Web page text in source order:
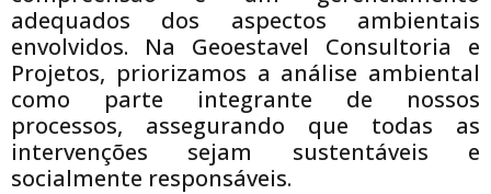
adequados dos aspectos ambientais
envolvidos. Na Geoestavel Consultoria e
Projetos, priorizamos a análise ambiental
como parte integrante de nossos
processos, assegurando que todas as
intervenções sejam sustentáveis e
socialmente responsáveis.